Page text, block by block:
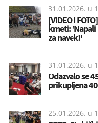
31.01.2026. u
[VIDEO I
kmeti: 'Napali
za navek!'
31.01.2026. u
Odazvalo se
prikupljena
25.01.2026. u